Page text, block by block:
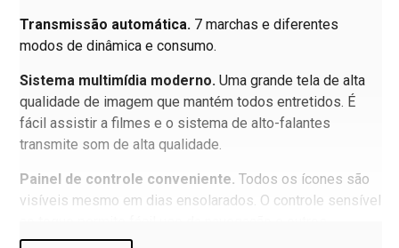
Transmissão automática. 7 marchas e diferentes
modos de dinâmica e consumo.
Sistema multimídia moderno. Uma grande tela de alta
qualidade de imagem que mantém todos entretidos. É
fácil assistir a filmes e o sistema de alto-falantes
transmite som de alta qualidade.
Painel de controle conveniente. Todos os ícones são
visíveis mesmo em dias ensolarados. O controle sensível
aplicativos, quase sem desviar a atenção da estrada.